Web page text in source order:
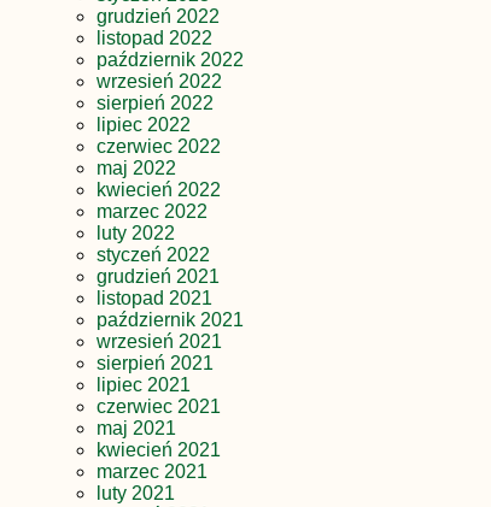
grudzień 2022
listopad 2022
październik 2022
wrzesień 2022
sierpień 2022
lipiec 2022
czerwiec 2022
maj 2022
kwiecień 2022
marzec 2022
luty 2022
styczeń 2022
grudzień 2021
listopad 2021
październik 2021
wrzesień 2021
sierpień 2021
lipiec 2021
czerwiec 2021
maj 2021
kwiecień 2021
marzec 2021
luty 2021